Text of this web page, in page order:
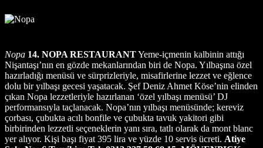
Nopa 14. NOPA RESTAURANTYeme-içmenin kalbinin attığı
Nişantaşı’nın en gözde mekanlarından biri de Nopa. Yılbaşına özel
hazırladığı menüsü ve sürprizleriyle, misafirlerine lezzet ve eğlence
dolu bir yılbaşı gecesi yaşatacak. Şef Deniz Ahmet Köse’nin elinden
çıkan Nopa lezzetleriyle hazırlanan ‘özel yılbaşı menüsü’ DJ
performansıyla taçlanacak. Nopa’nın yılbaşı menüsünde; kereviz
çorbası, çubukta acılı bonfile ve çubukta tavuk yakitori gibi
birbirinden lezzetli seçeneklerin yanı sıra, tatlı olarak da mont blanc
yer alıyor. Kişi başı fiyat 395 lira ve yüzde 10 servis ücreti. Atiye